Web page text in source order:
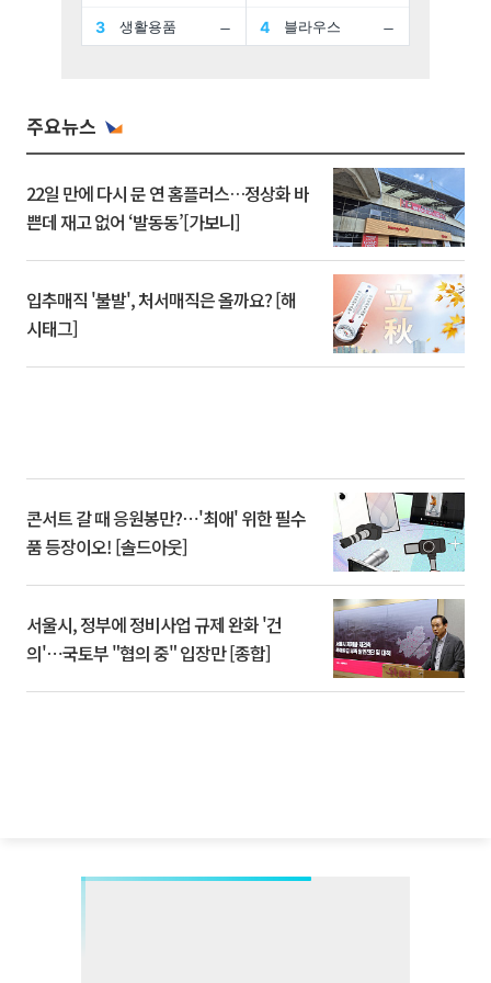
주요뉴스
22일 만에 다시 문 연 홈플러스…정상화 바
쁜데 재고 없어 ‘발동동’[가보니]
입추매직 '불발', 처서매직은 올까요? [해
시태그]
콘서트 갈 때 응원봉만?⋯'최애' 위한 필수
품 등장이오! [솔드아웃]
서울시, 정부에 정비사업 규제 완화 '건
의'⋯국토부 "협의 중" 입장만 [종합]